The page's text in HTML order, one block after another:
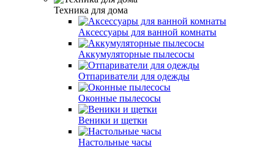
Техника для дома
Аксессуары для ванной комнаты
Аккумуляторные пылесосы
Отпариватели для одежды
Оконные пылесосы
Веники и щетки
Настольные часы